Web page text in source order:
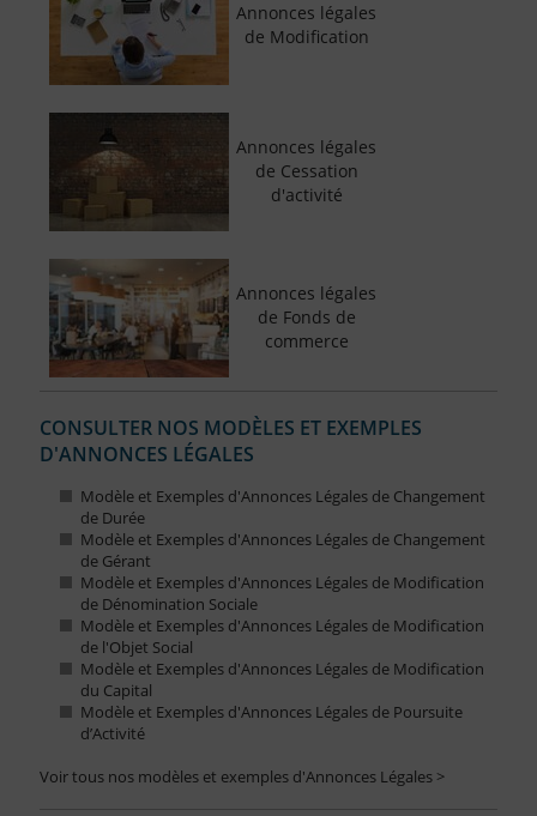
Annonces légales
de Modification
Annonces légales
de Cessation
d'activité
Annonces légales
de Fonds de
commerce
CONSULTER NOS MODÈLES ET EXEMPLES
D'ANNONCES LÉGALES
Modèle et Exemples d'Annonces Légales de Changement
de Durée
Modèle et Exemples d'Annonces Légales de Changement
de Gérant
Modèle et Exemples d'Annonces Légales de Modification
de Dénomination Sociale
Modèle et Exemples d'Annonces Légales de Modification
de l'Objet Social
Modèle et Exemples d'Annonces Légales de Modification
du Capital
Modèle et Exemples d'Annonces Légales de Poursuite
d’Activité
Voir tous nos modèles et exemples d'Annonces Légales >